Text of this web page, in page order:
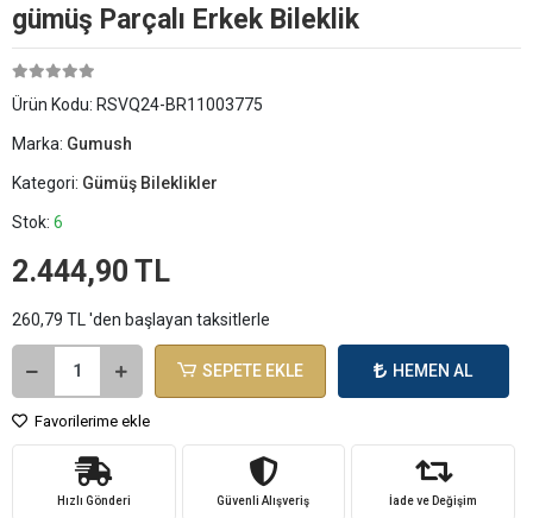
​gümüş Parçalı Erkek Bileklik
Ürün Kodu: RSVQ24-BR11003775
Marka: Gumush
Kategori: Gümüş Bileklikler
Stok: 6
2.444,90 TL
260,79 TL 'den başlayan taksitlerle
SEPETE EKLE HEMEN AL
Favorilerime ekle
Hızlı Gönderi Güvenli Alışveriş İade ve Değişim